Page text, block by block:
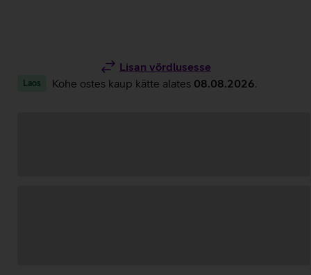
Lisan võrdlusesse
Laos Kohe ostes kaup kätte alates 08.08.2026